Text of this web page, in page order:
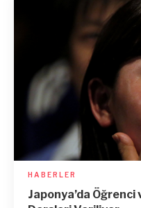
HABERLER
Japonya’da Öğrenci